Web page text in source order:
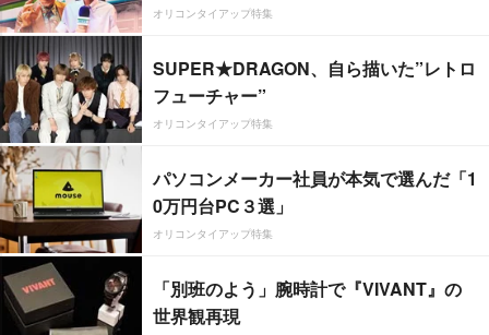
オリコンタイアップ特集
SUPER★DRAGON、自ら描いた”レトロ
フューチャー”
オリコンタイアップ特集
パソコンメーカー社員が本気で選んだ「1
0万円台PC３選」
オリコンタイアップ特集
「別班のよう」腕時計で『VIVANT』の
世界観再現